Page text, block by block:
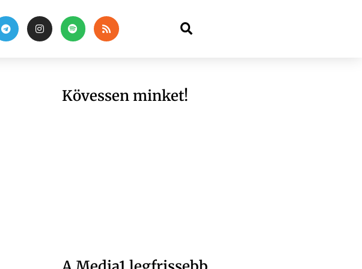
Kövessen minket!